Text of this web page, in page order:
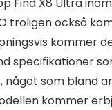
Find X8 Ultra
troligen också
kommer
specifikationer
något som bland
kommer